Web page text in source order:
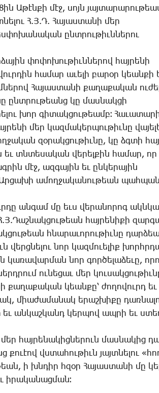
Ա­թէն­քի մէջ, սոյն
Հ.Յ.Դ. ­Հա­յաս­տա­նի մեր
ընտ­րու­թիւն­նե­րու
փո­փո­խու­թիւն­նե­րով հայ­րե­նի
հա­մար ա­ւե­լի բար­օր կեան­քի
­Հա­յաս­տա­նի քա­ղա­քա­կան
ընտ­րու­թեանց կը մաս­նակ­ցի
խոր գի­տակ­ցու­թեամբ։
մեր կազ­մա­կեր­պու­թիւ­նը
զօ­րակ­ցու­թիւ­նը, կը ձգտի հայ
եւ տնտե­սա­կան վե­րել­քին հա­մար, ո­ր
մէջ, ազ­գա­յին եւ ըն­կե­րա­յին
ա­մող­ջա­կա­նու­թեան
ան­գամ մը եւս վե­րա­նո­րոգ
հայ­րե­նի­քի
հնա­րա­ւո­րու­թիւ­նը
վերց­նե­լու նոր կազ­մո­ւե­լիք
կա­ռա­վար­ման նոր գոր­ծե­լա­ձե­ւը,
ու­նե­ցաւ մեր
քա­ղա­քա­կան կեան­քը՝ ժո­ղո­վուրդ եւ
միա­ժա­մա­նակ ե­րաշ­խի­քը
եւ ան­կաշ­կանդ կեր­պով ապ­րի եւ
մեր հայ­րե­նա­կից­նե­րուն մաս­նա­կից
վստա­հու­թիւն յայտ­նե­լու
ի խնդիր հզօր ­Հա­յաս­տա­նի մը
ի­րա­կանա­ց­ման։